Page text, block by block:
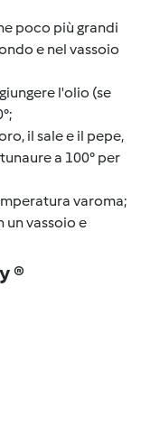
poco più grandi
e nel vassoio
l'olio (se
il sale e il pepe,
a 100° per
varoma;
vassoio e
®